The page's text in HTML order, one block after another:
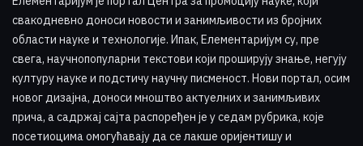
свакодневно доноси новости и занимљивости из бројних
области науке и технологије. Ипак, Елементаријум су, пре
свега, научнопопуларни текстови који проширују знање, негују
културу науке и подстичу научну писменост. Нови портал, осим
новог дизајна, доноси мноштво актуелних и занимљивих
прича, а садржај сајта распоређен је у седам рубрика, које
посетиоцима омогућавају да се лакше оријентишу и